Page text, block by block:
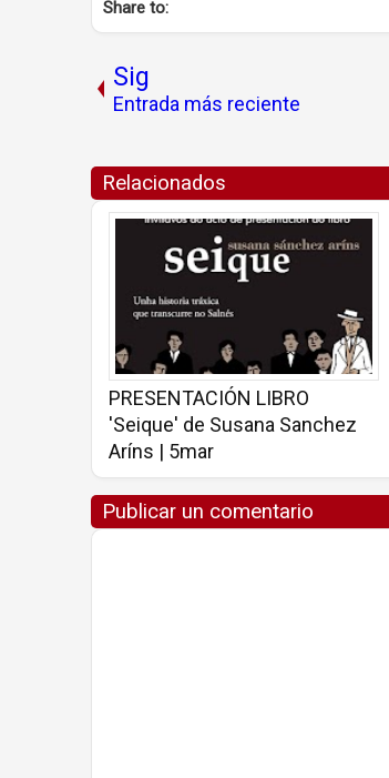
Share to:
Sig
Entrada más reciente
Relacionados
PRESENTACIÓN LIBRO
'Seique' de Susana Sanchez
Aríns | 5mar
Publicar un comentario